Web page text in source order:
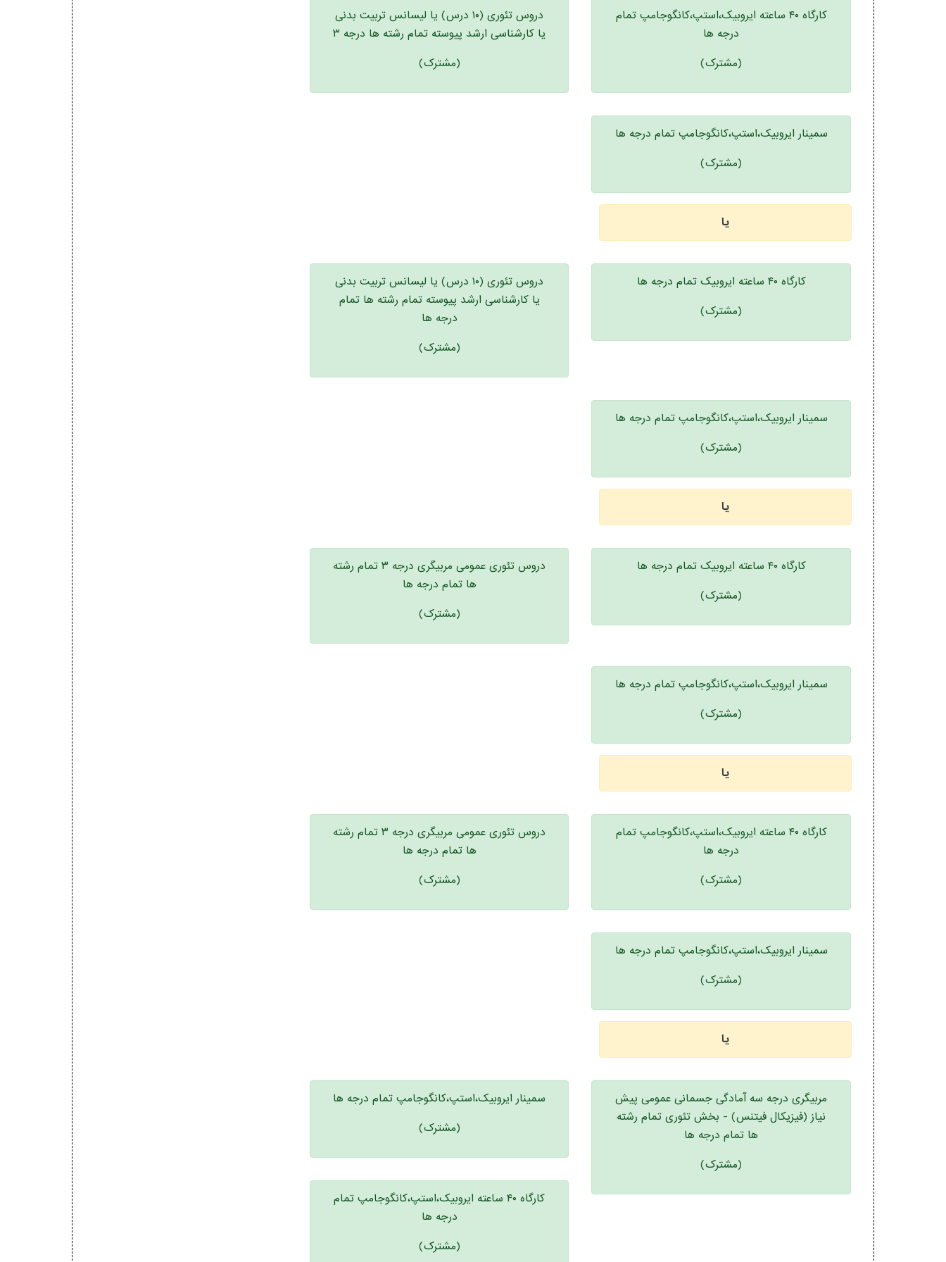
کارگاه ۴۰ ساعته ایروبیک،استپ،کانگوجامپ تمام
درجه ها
(مشترک)
دروس تئوری (۱۰ درس) یا لیسانس تربیت بدنی
یا کارشناسی ارشد پیوسته تمام رشته ها درجه ۳
(مشترک)
سمینار ایروبیک،استپ،کانگوجامپ تمام درجه ها
(مشترک)
یا
کارگاه ۴۰ ساعته ایروبیک تمام درجه ها
(مشترک)
دروس تئوری (۱۰ درس) یا لیسانس تربیت بدنی
یا کارشناسی ارشد پیوسته تمام رشته ها تمام
درجه ها
(مشترک)
سمینار ایروبیک،استپ،کانگوجامپ تمام درجه ها
(مشترک)
یا
کارگاه ۴۰ ساعته ایروبیک تمام درجه ها
(مشترک)
دروس تئوری عمومی مربیگری درجه ۳ تمام رشته
ها تمام درجه ها
(مشترک)
سمینار ایروبیک،استپ،کانگوجامپ تمام درجه ها
(مشترک)
یا
کارگاه ۴۰ ساعته ایروبیک،استپ،کانگوجامپ تمام
درجه ها
(مشترک)
دروس تئوری عمومی مربیگری درجه ۳ تمام رشته
ها تمام درجه ها
(مشترک)
سمینار ایروبیک،استپ،کانگوجامپ تمام درجه ها
(مشترک)
یا
مربیگری درجه سه آمادگی جسمانی عمومی پیش
نیاز (فیزیکال فیتنس) - بخش تئوری تمام رشته
ها تمام درجه ها
(مشترک)
سمینار ایروبیک،استپ،کانگوجامپ تمام درجه ها
(مشترک)
کارگاه ۴۰ ساعته ایروبیک،استپ،کانگوجامپ تمام
درجه ها
(مشترک)